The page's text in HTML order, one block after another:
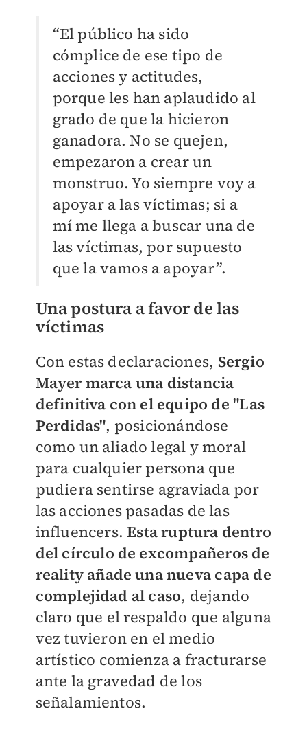
“El público ha sido
cómplice de ese tipo de
acciones y actitudes,
porque les han aplaudido al
grado de que la hicieron
ganadora. No se quejen,
empezaron a crear un
monstruo. Yo siempre voy a
apoyar a las víctimas; si a
mí me llega a buscar una de
las víctimas, por supuesto
que la vamos a apoyar”.
Una postura a favor de las
víctimas
Con estas declaraciones, Sergio
Mayer marca una distancia
definitiva con el equipo de "Las
Perdidas", posicionándose
como un aliado legal y moral
para cualquier persona que
pudiera sentirse agraviada por
las acciones pasadas de las
influencers. Esta ruptura dentro
del círculo de excompañeros de
reality añade una nueva capa de
complejidad al caso, dejando
claro que el respaldo que alguna
vez tuvieron en el medio
artístico comienza a fracturarse
ante la gravedad de los
señalamientos.